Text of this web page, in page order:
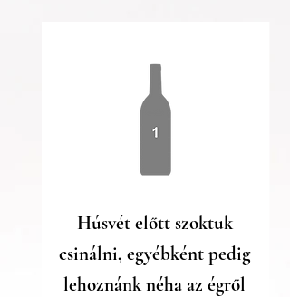
Húsvét előtt szoktuk
csinálni, egyébként pedig
lehoznánk néha az égről